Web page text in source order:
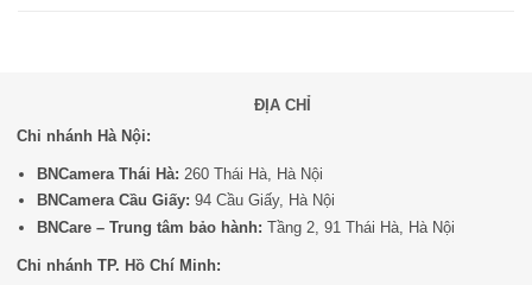
ĐỊA CHỈ
Chi nhánh Hà Nội:
BNCamera Thái Hà: 260 Thái Hà, Hà Nội
BNCamera Cầu Giấy: 94 Cầu Giấy, Hà Nội
BNCare – Trung tâm bảo hành: Tầng 2, 91 Thái Hà, Hà Nội
Chi nhánh TP. Hồ Chí Minh: